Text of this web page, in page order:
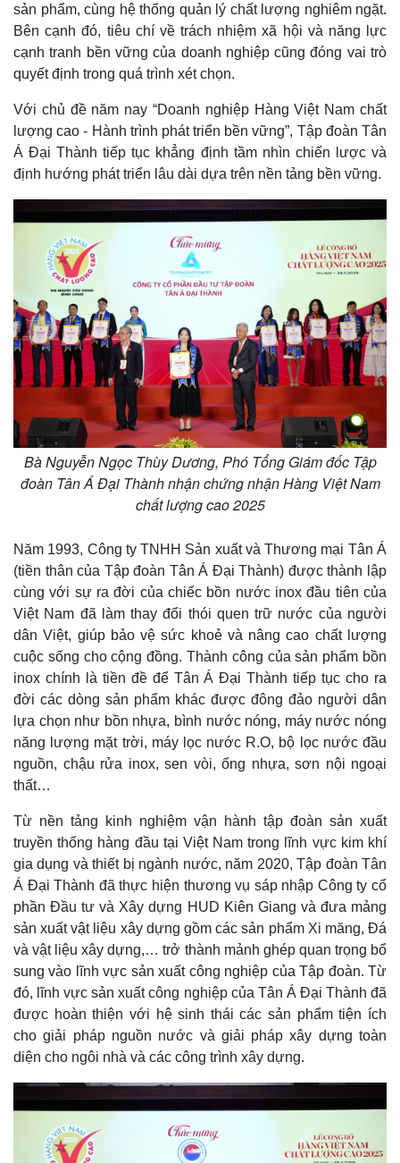
Kinh tế
Bất động sản
Thị trường
Giá vàng
Tiêu dùng
Chứng khoán
sản phẩm, cùng hệ thống quản lý chất lượng nghiêm ngặt.
Bên cạnh đó, tiêu chí về trách nhiệm xã hội và năng lực
cạnh tranh bền vững của doanh nghiệp cũng đóng vai trò
quyết định trong quá trình xét chọn.
Với chủ đề năm nay “Doanh nghiệp Hàng Việt Nam chất
lượng cao - Hành trình phát triển bền vững”, Tập đoàn Tân
Á Đại Thành tiếp tục khẳng định tầm nhìn chiến lược và
định hướng phát triển lâu dài dựa trên nền tảng bền vững.
Bà Nguyễn Ngọc Thùy Dương, Phó Tổng Giám đốc Tập
đoàn Tân Á Đại Thành nhận chứng nhận Hàng Việt Nam
chất lượng cao 2025
Năm 1993, Công ty TNHH Sản xuất và Thương mại Tân Á
(tiền thân của Tập đoàn Tân Á Đại Thành) được thành lập
cùng với sự ra đời của chiếc bồn nước inox đầu tiên của
Việt Nam đã làm thay đổi thói quen trữ nước của người
dân Việt, giúp bảo vệ sức khoẻ và nâng cao chất lượng
cuộc sống cho cộng đồng. Thành công của sản phẩm bồn
inox chính là tiền đề để Tân Á Đại Thành tiếp tục cho ra
đời các dòng sản phẩm khác được đông đảo người dân
lựa chọn như bồn nhựa, bình nước nóng, máy nước nóng
năng lượng mặt trời, máy lọc nước R.O, bộ lọc nước đầu
nguồn, chậu rửa inox, sen vòi, ống nhựa, sơn nội ngoại
thất…
Từ nền tảng kinh nghiệm vận hành tập đoàn sản xuất
truyền thống hàng đầu tại Việt Nam trong lĩnh vực kim khí
gia dụng và thiết bị ngành nước, năm 2020, Tập đoàn Tân
Á Đại Thành đã thực hiện thương vụ sáp nhập Công ty cổ
phần Đầu tư và Xây dựng HUD Kiên Giang và đưa mảng
sản xuất vật liệu xây dựng gồm các sản phẩm Xi măng, Đá
và vật liệu xây dựng,… trở thành mảnh ghép quan trọng bổ
sung vào lĩnh vực sản xuất công nghiệp của Tập đoàn. Từ
đó, lĩnh vực sản xuất công nghiệp của Tân Á Đại Thành đã
được hoàn thiện với hệ sinh thái các sản phẩm tiện ích
cho giải pháp nguồn nước và giải pháp xây dựng toàn
diện cho ngôi nhà và các công trình xây dựng.